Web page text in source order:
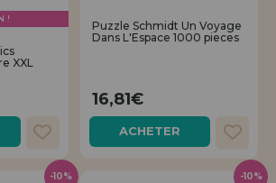
!
XXL
Puzzle Schmidt Un Voyage
Dans L'Espace 1000 pieces
16,81€
ACHETER
-10% -10%